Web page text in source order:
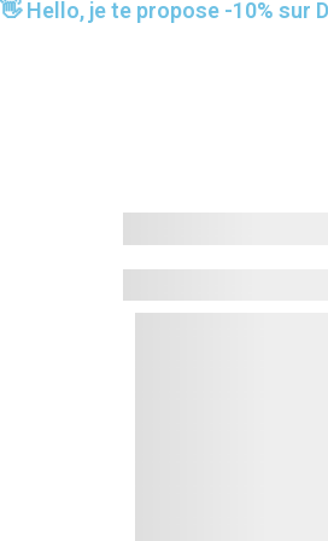
👋 Hello, je te propose -10% sur